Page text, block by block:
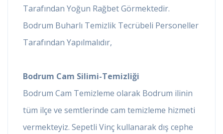
Tarafından Yoğun Rağbet Görmektedir.
Bodrum Buharlı Temizlik Tecrübeli Personeller
Tarafından Yapılmalıdır,
Bodrum Cam Silimi-Temizliği
Bodrum Cam Temizleme olarak Bodrum ilinin
tüm ilçe ve semtlerinde cam temizleme hizmeti
vermekteyiz. Sepetli Vinç kullanarak dış cephe